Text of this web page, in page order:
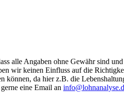
alle Angaben ohne Gewähr sind
wir keinen Einfluss auf die
können, da hier z.B. die
eine Email an